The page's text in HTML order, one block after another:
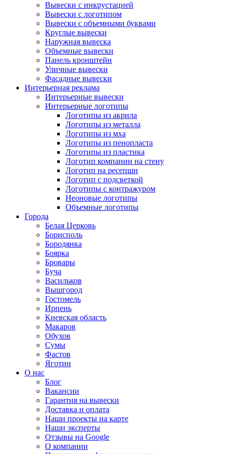
Вывески с инкрустацией
Вывески с логотипом
Вывески с объемными буквами
Круглые вывески
Наружная вывеска
Объемные вывески
Панель кронштейн
Уличные вывески
Фасадные вывески
Интерьерная реклама
Интерьерные вывески
Интерьерные логотипы
Логотипы из акрила
Логотипы из металла
Логотипы из мха
Логотипы из пенопласта
Логотипы из пластика
Логотип компании на стену
Логотип на ресепшн
Логотип с подсветкой
Логотипы с контражуром
Неоновые логотипы
Объемные логотипы
Города
Белая Церковь
Борисполь
Бородянка
Боярка
Бровары
Буча
Васильков
Вышгород
Гостомель
Ирпень
Киевская область
Макаров
Обухов
Сумы
Фастов
Яготин
О нас
Блог
Вакансии
Гарантия на вывески
Доставка и оплата
Наши проекты на карте
Наши эксперты
Отзывы на Google
О компании